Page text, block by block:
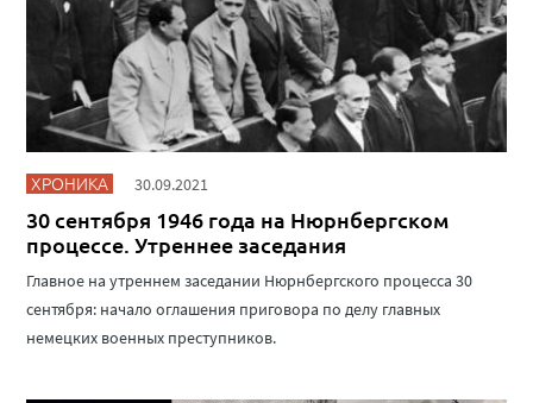
ХРОНИКА 30.09.2021
30 сентября 1946 года на Нюрнбергском
процессе. Утреннее заседания
Главное на утреннем заседании Нюрнбергского процесса 30
сентября: начало оглашения приговора по делу главных
немецких военных преступников.